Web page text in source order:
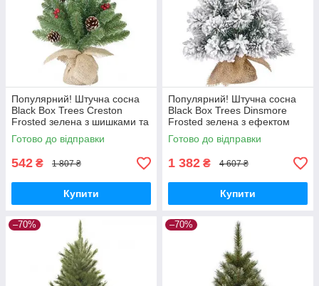
Популярний! Штучна сосна
Black Box Trees Creston
Frosted зелена з шишками та
ягодами 45 см
(8718861153040) - Краща
Готово до відправки
542 ₴ 1 807 ₴
Купити
Популярний! Штучна сосна
Black Box Trees Dinsmore
Frosted зелена з ефектом
снігу, 0,60 м
(8718861289077) - Краща
Готово до відправки
1 382 ₴ 4 607 ₴
Купити
–70% –70%